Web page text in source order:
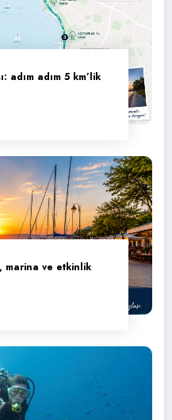
adım adım 5 km’lik
marina ve etkinlik